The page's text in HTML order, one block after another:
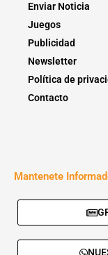
Enviar Noticia
Juegos
Publicidad
Newsletter
Política de
Contacto
Mantenete